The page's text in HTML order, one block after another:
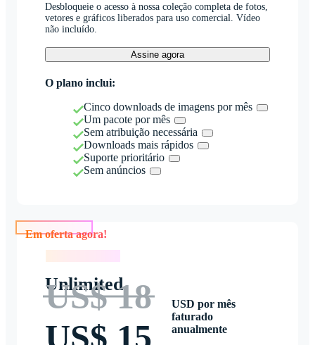
Desbloqueie o acesso à nossa coleção completa de fotos,
vetores e gráficos liberados para uso comercial. Vídeo
não incluído.
Assine agora
O plano inclui:
Cinco downloads de imagens por mês
Um pacote por mês
Sem atribuição necessária
Downloads mais rápidos
Suporte prioritário
Sem anúncios
Unlimited
US$ 18
US$ 15
USD por mês
faturado
anualmente